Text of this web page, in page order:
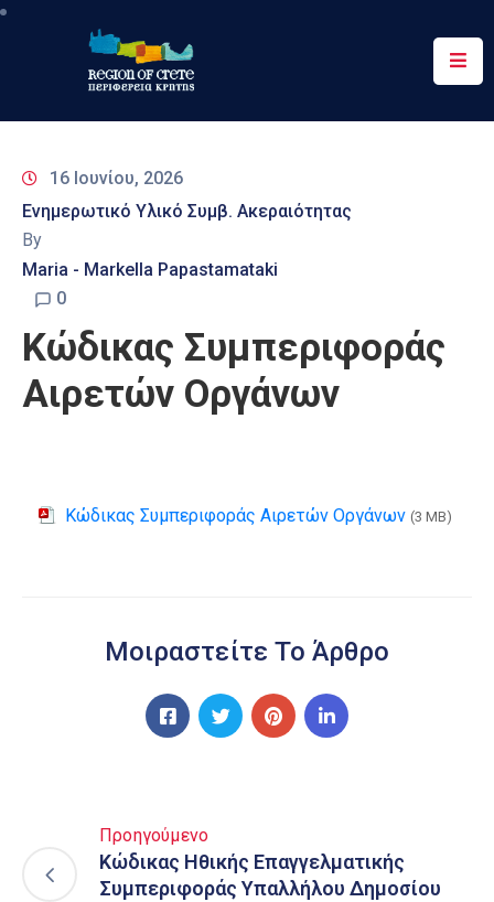
Περιφέρεια
&
Δράσεις
Ψηφιακές
Υπηρεσίες
Επικοινωνία
16 Ιουνίου, 2026
Ενημερωτικό Υλικό Συμβ. Ακεραιότητας
By
Maria - Markella Papastamataki
0
Κώδικας Συμπεριφοράς
Αιρετών Οργάνων
Κώδικας Συμπεριφοράς Αιρετών Οργάνων (3 MB)
Μοιραστείτε Το Άρθρο
Προηγούμενο
Κώδικας Ηθικής Επαγγελματικής
Συμπεριφοράς Υπαλλήλου Δημοσίου